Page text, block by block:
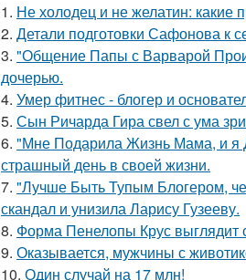
1. Не холодец и не желатин: какие
2. Детали подготовки Сафонова к
3. "Общение Папы с Варварой
дочерью.
4. Умер фитнес - блогер и
5. Сын Ричарда Гира свел с ума
6. "Мне Подарила Жизнь Мама, и я
страшный день в своей жизни.
7. "Лучше Быть Тупым Блогером,
скандал и унизила Ларису Гузееву.
8. Форма Пенелопы Крус выглядит
9. Оказывается, мужчины с
10. Один случай на 17 млн!